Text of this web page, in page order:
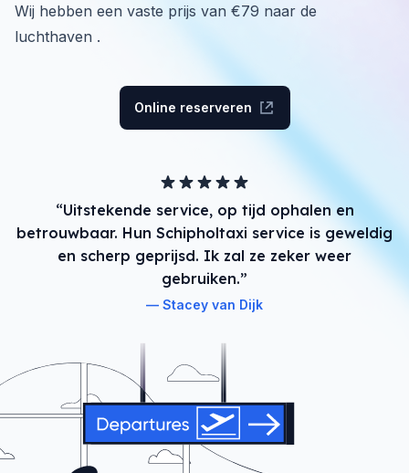
Wij hebben een vaste prijs van €79 naar de
luchthaven .
Online reserveren
“Uitstekende service, op tijd ophalen en
betrouwbaar. Hun Schipholtaxi service is geweldig
en scherp geprijsd. Ik zal ze zeker weer
gebruiken.”
Stacey van Dijk